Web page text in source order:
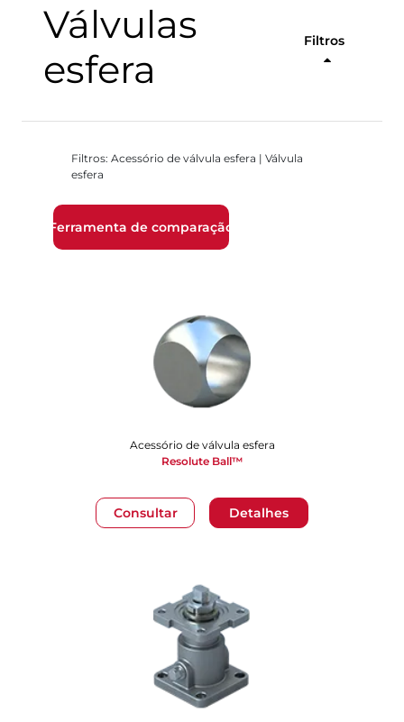
Válvulas
esfera
Filtros
Filtros: Acessório de válvula esfera | Válvula
esfera
Ferramenta de comparação
Consultar Detalhes
Acessório de válvula esfera
Resolute Ball™